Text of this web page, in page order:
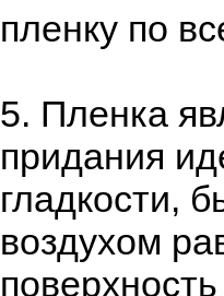
пленку по
5. Пленка
придания
гладкости,
воздухом